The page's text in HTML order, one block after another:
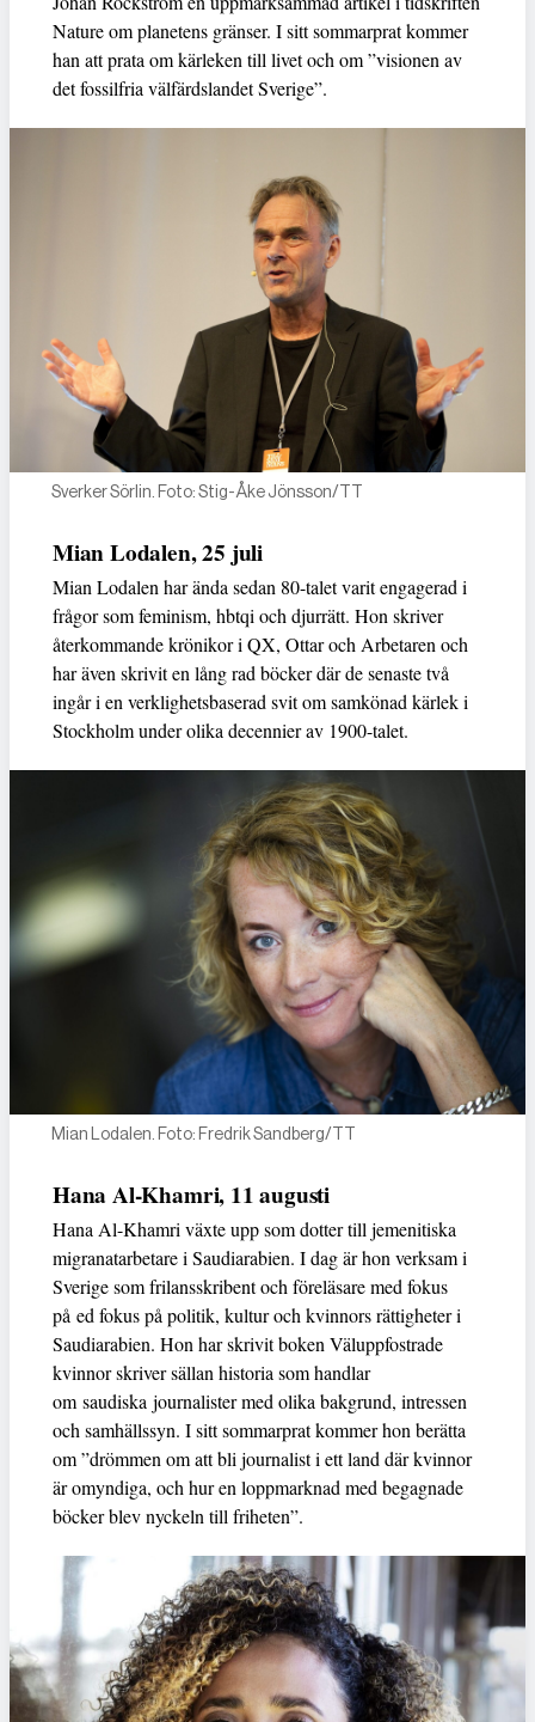
Nature om planetens gränser. I sitt sommarprat kommer
han att prata om kärleken till livet och om ”visionen av
det fossilfria välfärdslandet Sverige”.
Sverker Sörlin. Foto: Stig-Åke Jönsson/TT
Mian Lodalen, 25 juli
Mian Lodalen har ända sedan 80-talet varit engagerad i
frågor som feminism, hbtqi och djurrätt. Hon skriver
återkommande krönikor i QX, Ottar och Arbetaren och
har även skrivit en lång rad böcker där de senaste två
ingår i en verklighetsbaserad svit om samkönad kärlek i
Stockholm under olika decennier av 1900-talet.
Mian Lodalen. Foto: Fredrik Sandberg/TT
Hana Al-Khamri, 11 augusti
Hana Al-Khamri växte upp som dotter till jemenitiska
migranatarbetare i Saudiarabien. I dag är hon verksam i
Sverige som frilansskribent och föreläsare med fokus
på ed fokus på politik, kultur och kvinnors rättigheter i
Saudiarabien. Hon har skrivit boken Väluppfostrade
kvinnor skriver sällan historia som handlar
om saudiska journalister med olika bakgrund, intressen
och samhällssyn. I sitt sommarprat kommer hon berätta
om ”drömmen om att bli journalist i ett land där kvinnor
är omyndiga, och hur en loppmarknad med begagnade
böcker blev nyckeln till friheten”.